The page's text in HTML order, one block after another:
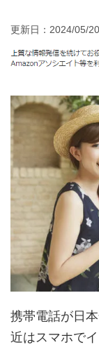
更新日： 2024/05/20
携帯電話が日
近はスマホで